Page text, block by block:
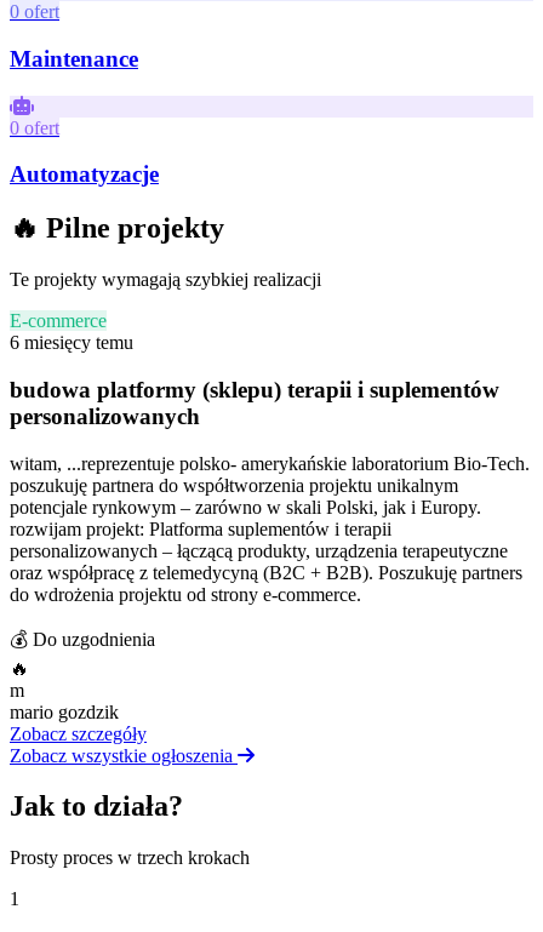
0 ofert
Maintenance
0 ofert
Automatyzacje
🔥 Pilne projekty
Te projekty wymagają szybkiej realizacji
E-commerce
6 miesięcy temu
budowa platformy (sklepu) terapii i suplementów
personalizowanych
witam, ...reprezentuje polsko- amerykańskie laboratorium Bio-Tech.
poszukuję partnera do współtworzenia projektu unikalnym
potencjale rynkowym – zarówno w skali Polski, jak i Europy.
rozwijam projekt: Platforma suplementów i terapii
personalizowanych – łączącą produkty, urządzenia terapeutyczne
oraz współpracę z telemedycyną (B2C + B2B). Poszukuję partners
do wdrożenia projektu od strony e-commerce.
💰 Do uzgodnienia
🔥
m
mario gozdzik
Zobacz szczegóły
Zobacz wszystkie ogłoszenia
Jak to działa?
Prosty proces w trzech krokach
1